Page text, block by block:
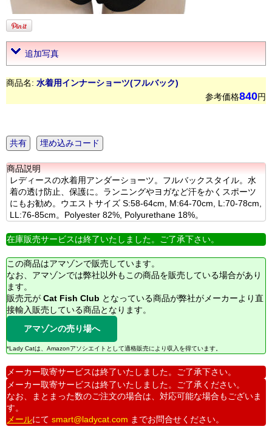
追加写真
商品名: 水着用インナーショーツ(フルバック)
参考価格840円
共有 埋め込みコード
商品説明
レディースの水着用アンダーショーツ。フルバックスタイル。水
着の透け防止、保護に。ランニングやヨガなど汗をかくスポーツ
にもお勧め。ウエストサイズ S:58-64cm, M:64-70cm, L:70-78cm,
LL:76-85cm。Polyester 82%, Polyurethane 18%。
在庫販売サービスは終了いたしました。ご了承下さい。
この商品はアマゾンで販売しています。
なお、アマゾンでは弊社以外もこの商品を販売している場合があり
ます。
販売元が Cat Fish Club となっている商品が弊社がメーカーより直
接輸入販売している商品となります。
アマゾンの売り場へ
*Lady Catは、Amazonアソシエイトとして適格販売により収入を得ています。
メーカー取寄サービスは終了いたしました。ご了承下さい。
メーカー取寄サービスは終了いたしました。ご了承ください。
なお、まとまった数のご注文の場合は、対応可能な場合もございま
す。
メールにて smart@ladycat.com までお問合せください。